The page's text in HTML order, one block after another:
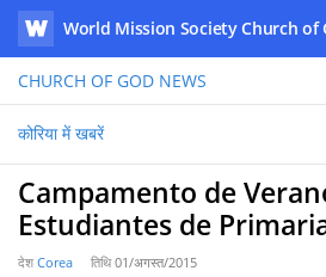
WATV
World Mission Society Church of
CHURCH OF GOD NEWS
कोरिया में खबरें
Campamento de
Estudiantes de
देश Corea तिथि01/अगस्त/2015